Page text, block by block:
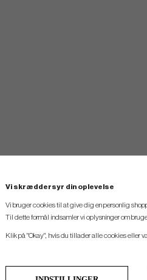
Vi skræddersyr din oplevelse
Vi bruger cookies til at give dig en personlig
Til dette formål indsamler vi oplysninger om
Klik på "Okay", hvis du tillader alle cookies eller